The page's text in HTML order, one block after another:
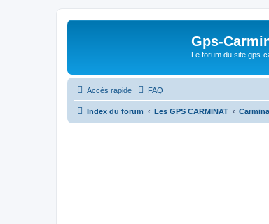
Gps-
Le forum du site gps-
Accès rapide FAQ
Index du forum Les GPS CARMINAT